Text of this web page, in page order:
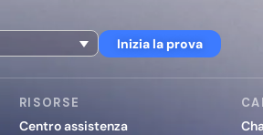
Inizia la prova
RISORSE
Centro assistenza